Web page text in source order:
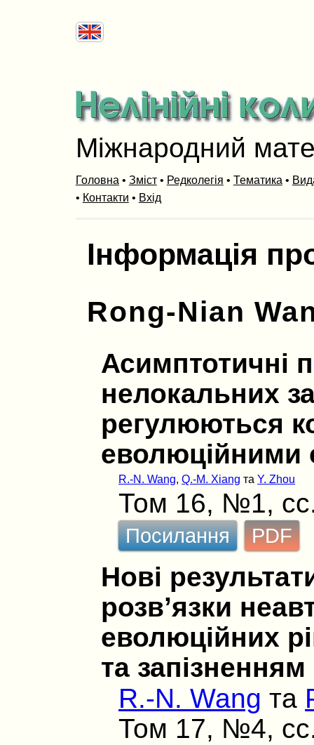
Міжнародний
Головна • Зміст• Редколегія • Тематика •
• Контакти • Вхід
Інформація
Rong-Nian
Асимптотичнi
нелокальних
регулюються
еволюцiйними
R.-N. Wang,Q.-M. Xiang таY. Zhou
Том 16, №1,
Посилання PDF
Новi
розв’язки
еволюцiйних
та запiзненням
R.-N. Wang та
Том 17, №4,